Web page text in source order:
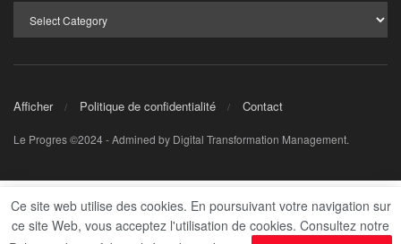
Communiqué du ministère des Affaires
étrangères, de la Coopération internationale et
Ce site web utilise des cookies. En poursuivant votre navigation sur
ce site Web, vous acceptez l'utilisation de cookies. Consultez notre